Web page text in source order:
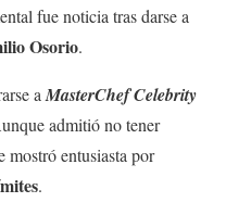
fue noticia tras darse a
Osorio.
aMasterChef Celebrity
admitió no tener
mostró entusiasta por
.